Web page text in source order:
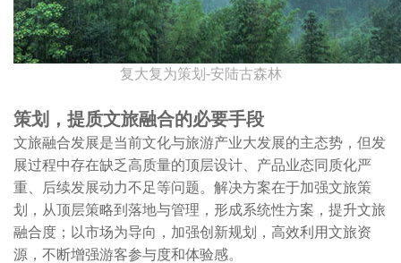
复大复为策划-安陆古森林
策划，提质文旅融合的必要手段
文旅融合发展是当前文化与旅游产业大发展的主态势，但发
展过程中存在缺乏高质量的顶层设计、产品业态同质化严
重、后续发展动力不足等问题。解决方案在于加强文旅策
划，从顶层策略到落地与管理，形成系统性方案，提升文旅
融合度；以市场为导向，加强创新规划，高效利用文旅资
源，不断增强游客参与度和体验感。